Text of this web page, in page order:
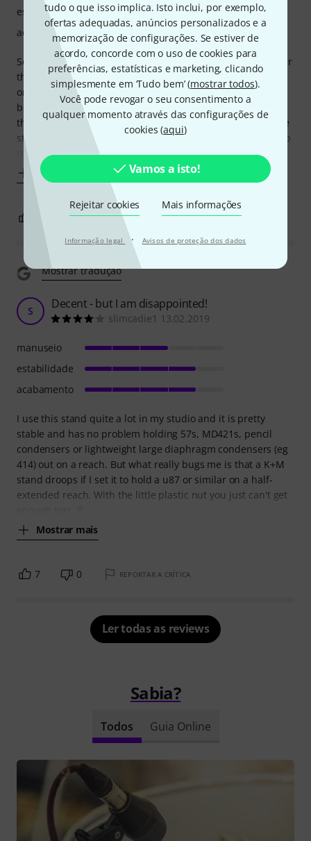
tudo o que isso implica. Isto inclui, por exemplo,
ofertas adequadas, anúncios personalizados e a
memorização de configurações. Se estiver de
acordo, concorde com o uso de cookies para
preferências, estatísticas e marketing, clicando
simplesmente em ‘Tudo bem’ (mostrar todos).
Você pode revogar o seu consentimento a
qualquer momento através das configurações de
cookies (aqui)
Vamos a isto!
Rejeitar cookies Mais informações
Informação legal · Avisos de proteção dos dados
Solid, well built stand, on the mid-cheap side but still better
than the average cheapo boom stand. Nice weight, there is
only one feature that I personally don't like: the screw-on
boom part of the stand, which connects the upper part to
the straight one; sometimes, when I want to tighten the the
stand to a certain height (clockwise motion), holding the top
part with
Mostrar mais
estabilidade
acabamento
0 REPORTAR A CRÍTICA
Mostrar tradução
S Decent - but I am disappointed!
slimcadie1 13.02.2019
I use this stand quite a lot in my studio and it is pretty
stable and has no problem holding 57s, MD421s, pencil
condensers or lightweight large diaphragm condensers (eg
414) out on a reach. But what really bugs me is that a K+M
stand droops if I set it to hold a u87 or similar on a half-
extended reach. With the little plastic nut you just can't get
Mostrar mais
manuseio
estabilidade
acabamento
7 0 REPORTAR A CRÍTICA
Ler todas as reviews
Sabia?
Todos Guia Online